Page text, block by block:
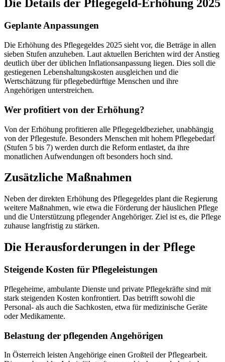
Die Details der Pflegegeld-Erhöhung 2025
Geplante Anpassungen
Die Erhöhung des Pflegegeldes 2025 sieht vor, die Beträge in allen
sieben Stufen anzuheben. Laut aktuellen Berichten wird der Anstieg
deutlich über der üblichen Inflationsanpassung liegen. Dies soll die
gestiegenen Lebenshaltungskosten ausgleichen und die
Wertschätzung für pflegebedürftige Menschen und ihre
Angehörigen unterstreichen.
Wer profitiert von der Erhöhung?
Von der Erhöhung profitieren alle Pflegegeldbezieher, unabhängig
von der Pflegestufe. Besonders Menschen mit hohem Pflegebedarf
(Stufen 5 bis 7) werden durch die Reform entlastet, da ihre
monatlichen Aufwendungen oft besonders hoch sind.
Zusätzliche Maßnahmen
Neben der direkten Erhöhung des Pflegegeldes plant die Regierung
weitere Maßnahmen, wie etwa die Förderung der häuslichen Pflege
und die Unterstützung pflegender Angehöriger. Ziel ist es, die Pflege
zuhause langfristig zu stärken.
Die Herausforderungen in der Pflege
Steigende Kosten für Pflegeleistungen
Pflegeheime, ambulante Dienste und private Pflegekräfte sind mit
stark steigenden Kosten konfrontiert. Das betrifft sowohl die
Personal- als auch die Sachkosten, etwa für medizinische Geräte
oder Medikamente.
Belastung der pflegenden Angehörigen
In Österreich leisten Angehörige einen Großteil der Pflegearbeit.